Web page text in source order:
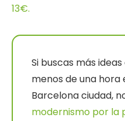
13€.
Si buscas más
menos de una hora
Barcelona ciudad,
modernismo por la